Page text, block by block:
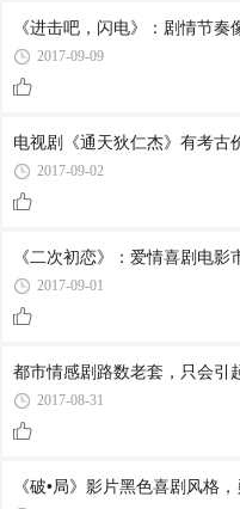
《进击吧，闪电》：剧情节
2017-09-09
电视剧《通天狄仁杰》有考古
2017-09-02
《二次初恋》：爱情喜剧电
2017-09-01
都市情感剧路数老套，只会引
2017-08-31
《破•局》影片黑色喜剧风格